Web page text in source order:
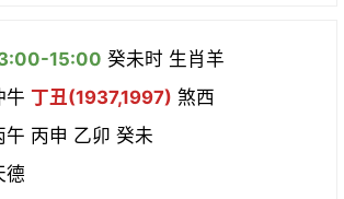
15:00 癸未时 生肖羊
牛 丁丑(1937,1997) 煞西
午 丙申 乙卯 癸未
德